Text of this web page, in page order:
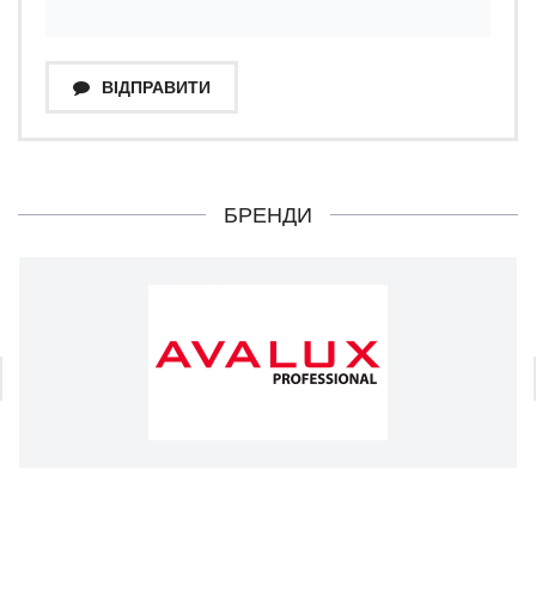
ВІДПРАВИТИ
БРЕНДИ